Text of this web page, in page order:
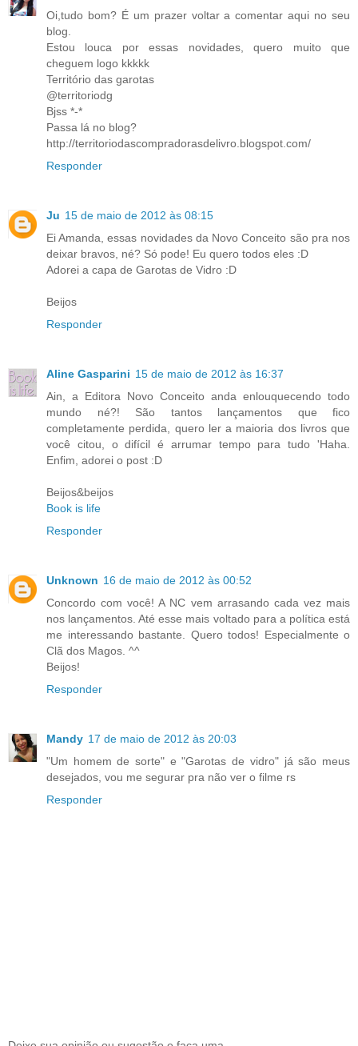
Oi,tudo bom? É um prazer voltar a comentar aqui no seu
blog.
Estou louca por essas novidades, quero muito que
cheguem logo kkkkk
Território das garotas
@territoriodg
Bjss *-*
Passa lá no blog?
http://territoriodascompradorasdelivro.blogspot.com/
Responder
Ju 15 de maio de 2012 às 08:15
Ei Amanda, essas novidades da Novo Conceito são pra nos
deixar bravos, né? Só pode! Eu quero todos eles :D
Adorei a capa de Garotas de Vidro :D
Beijos
Responder
Aline Gasparini 15 de maio de 2012 às 16:37
Ain, a Editora Novo Conceito anda enlouquecendo todo
mundo né?! São tantos lançamentos que fico
completamente perdida, quero ler a maioria dos livros que
você citou, o difícil é arrumar tempo para tudo 'Haha.
Enfim, adorei o post :D
Beijos&beijos
Book is life
Responder
Unknown 16 de maio de 2012 às 00:52
Concordo com você! A NC vem arrasando cada vez mais
nos lançamentos. Até esse mais voltado para a política está
me interessando bastante. Quero todos! Especialmente o
Clã dos Magos. ^^
Beijos!
Responder
Mandy 17 de maio de 2012 às 20:03
"Um homem de sorte" e "Garotas de vidro" já são meus
desejados, vou me segurar pra não ver o filme rs
Responder